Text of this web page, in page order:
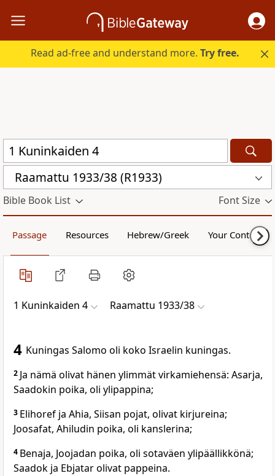
Read ad-free and understand more.Try free.
Raamattu 1933/38 (R1933)
Bible Book List Font Size
Passage Resources Hebrew/Greek Your Content
1 Kuninkaiden 4 Raamattu 1933/38
4 Kuningas Salomo oli koko Israelin kuningas.
2 Ja nämä olivat hänen ylimmät virkamiehensä: Asarja,
Saadokin poika, oli ylipappina;
3 Elihoref ja Ahia, Siisan pojat, olivat kirjureina;
Joosafat, Ahiludin poika, oli kanslerina;
4 Benaja, Joojadan poika, oli sotaväen ylipäällikkönä;
Saadok ja Ebjatar olivat pappeina.